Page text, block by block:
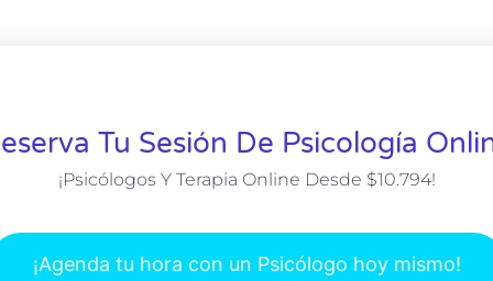
Tu Sesión De Psicología
¡Psicólogos Y Terapia Online Desde $10.794!
¡Agenda tu hora con un Psicólogo hoy mismo!